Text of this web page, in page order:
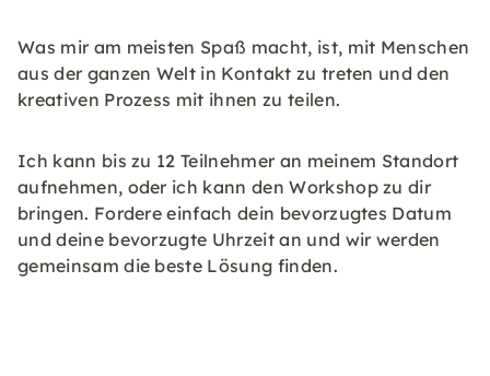
Was mir am meisten Spaß macht, ist, mit Menschen
aus der ganzen Welt in Kontakt zu treten und den
kreativen Prozess mit ihnen zu teilen.
Ich kann bis zu 12 Teilnehmer an meinem Standort
aufnehmen, oder ich kann den Workshop zu dir
bringen. Fordere einfach dein bevorzugtes Datum
und deine bevorzugte Uhrzeit an und wir werden
gemeinsam die beste Lösung finden.